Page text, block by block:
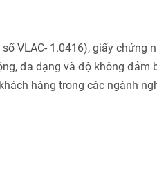
VLAC- 1.0416), giấy chứng
đa dạng và độ không đảm
hàng trong các ngành